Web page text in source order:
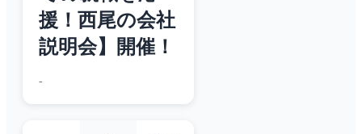
援！西尾の会社
説明会】開催！
-